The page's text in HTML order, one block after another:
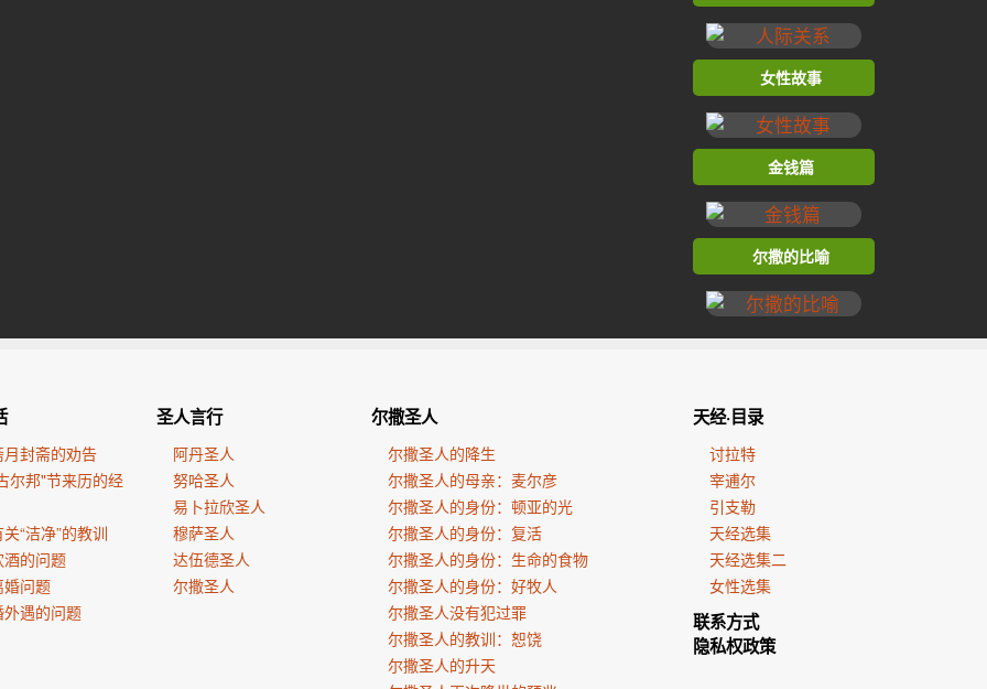
女性故事
金钱篇
尔撒的比喻
封斋的劝告
尔邦"节来历的经
“洁净”的教训
的问题
问题
遇的问题
圣人言行
阿丹圣人
努哈圣人
易卜拉欣圣人
穆萨圣人
达伍德圣人
尔撒圣人
尔撒圣人
尔撒圣人的降生
尔撒圣人的母亲：麦尔彦
尔撒圣人的身份：顿亚的光
尔撒圣人的身份：复活
尔撒圣人的身份：生命的食物
尔撒圣人的身份：好牧人
尔撒圣人没有犯过罪
尔撒圣人的教训：恕饶
尔撒圣人的升天
天经·目录
讨拉特
宰逋尔
引支勒
天经选集
天经选集二
女性选集
联系方式
隐私权政策